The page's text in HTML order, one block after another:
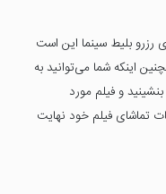
بلیط سینما این است
اینکه شما می‌توانید به
و فیلم مورد
تماشای فیلم خود نهایت